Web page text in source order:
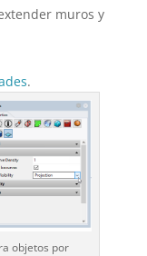
muros y
.
objetos por